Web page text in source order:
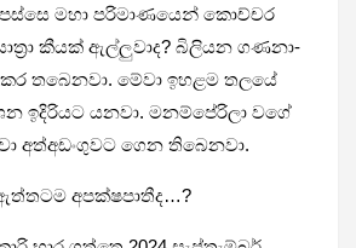
මහා පරි­මා­ණ­යෙන් කොච්චර
කීයක් ඇල්ලු­වාද? බිලි­යන ගණ­නා­
තබෙ­නවා. මේවා ඉහ­ළම තලයේ
ඉදි­රි­යට යනවා. මන­ම්පේ­රිලා වගේ
අත්අ­ඩං­ගු­වට ගෙන තිබෙ­නවා.
අප­ක්ෂ­පා­තීද…?